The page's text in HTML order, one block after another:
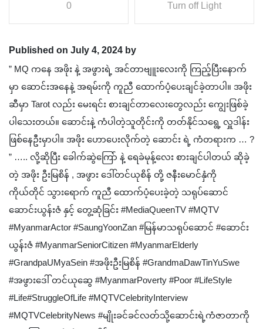
0 Turn off Light
Published on July 4, 2024 by
” ‌MQ ကနေ အဖိုး နဲ့ အဖွားရဲ့ အင်တာဗျူးလေးကို ကြည့်ပြီးနောက်
မှာ ဆောင်းအနေနဲ့ အရမ်းကို ကူညီ ထောက်ပံ့ပေးချင်ခဲ့တာပါ။ အဖိုး
ဆီမှာ Tarot လည်း မေးရင်း စားချင်တာလေးတွေလည်း ကျွေးဖြစ်ခဲ့
ပါသေးတယ်။ ဆောင်းနဲ့ ကံပါတဲ့သူတိုင်းကို တတ်နိုင်သရွေ့ လှူဒါန်း
ဖြစ်နေဦးမှာပါ။ အဖိုး ဟောပေးလိုက်တဲ့ ဆောင်း ရဲ့ ကံတရားက … ?
” ….. လို့ဆိုပြီး ခေါက်ဆွဲကြော် နဲ့ ရေခဲမုန့်လေး စားချင်ပါတယ် ဆိုခဲ့
တဲ့ အဖိုး ဦးမြစိန် , အဖွား ဒေါ်တင်ယုစိန် တို့ ဇနီးမောင်နှံကို
ကိုယ်တိုင် သွားရောက် ကူညီ ထောက်ပံ့ပေးခဲ့တဲ့ သရုပ်ဆောင်
ဆောင်းယွန်းဇံ နှင့် တွေ့ဆုံခြင်း #MediaQueenTV #MQTV
#MyanmarActor #SaungYoonZan #မြန်မာသရုပ်ဆောင် #ဆောင်း
ယွန်းဇံ #MyanmarSeniorCitizen #MyanmarElderly
#GrandpaUMyaSein #အဖိုးဦးမြစိန် #GrandmaDawTinYuSwe
#အဖွားဒေါ် တင်ယုဆွေ #MyanmarPoverty #Poor #LifeStyle
#Life#StruggleOfLife #MQTVCelebrityInterview
#MQTVCelebrityNews #မျိုးခင်ခင်လတ်သို့ဆောင်းရဲ့ကံဇာတာကို